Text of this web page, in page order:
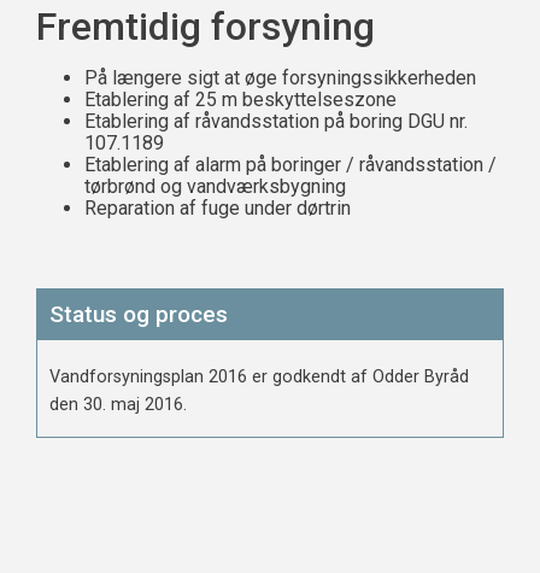
Fremtidig forsyning
På længere sigt at øge forsyningssikkerheden
Etablering af 25 m beskyttelseszone
Etablering af råvandsstation på boring DGU nr.
107.1189
Etablering af alarm på boringer / råvandsstation /
tørbrønd og vandværksbygning
Reparation af fuge under dørtrin
Status og proces
Vandforsyningsplan 2016 er godkendt af Odder Byråd
den 30. maj 2016.